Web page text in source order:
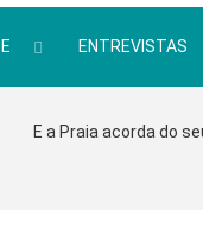
ENTREVISTAS
E a Praia acorda do